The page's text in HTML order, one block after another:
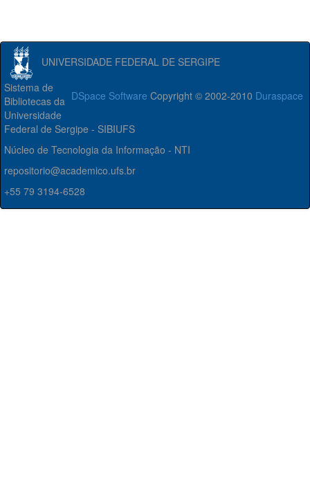
UNIVERSIDADE FEDERAL DE SERGIPE
DSpace Software Copyright © 2002-2010 Duraspace
Sistema de
Bibliotecas da
Universidade
Federal de Sergipe - SIBIUFS
Núcleo de Tecnologia da Informação - NTI
repositorio@academico.ufs.br
+55 79 3194-6528